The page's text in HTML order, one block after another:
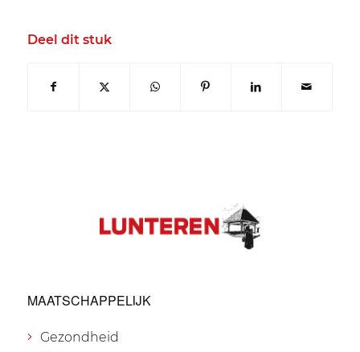
Deel dit stuk
MAATSCHAPPELIJK
Gezondheid